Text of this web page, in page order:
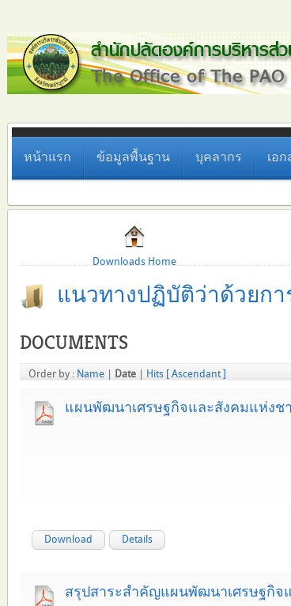
หน้าแรก ข้อมูลพื้นฐาน บุคลากร เอ
Downloads Home
แนวทางปฏิบัติว่าด้วยก
DOCUMENTS
Order by : Name Date Hits [ Ascendant ]
แผนพัฒนาเศรษฐกิจและสังคมแห่งช
Download Details
สรุปสาระสำคัญแผนพัฒนาเศรษฐกิจแ